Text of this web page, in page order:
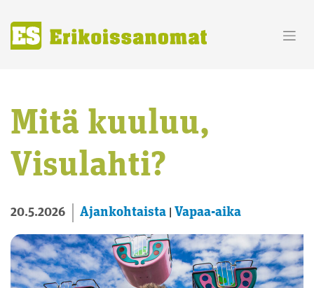
content
Mitä kuuluu,
Visulahti?
20.5.2026 Ajankohtaista Vapaa-aika